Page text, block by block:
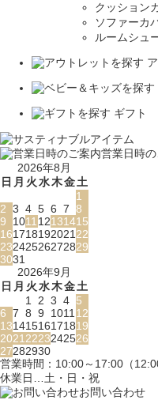
クッション
ソファーカ
ルームシュ
ギフト
営業日時
2026年8月
日 月 火水木金土
1
2 3 4 5 6 7 8
9
101112131415
16171819202122
23242526272829
3031
2026年9月
日 月 火水木金土
1 2 3 4 5
6 7 8 9 101112
13141516171819
20212223242526
27282930
営業時間：10:00～17:00（
休業日…土・日・祝
お問い合わせ